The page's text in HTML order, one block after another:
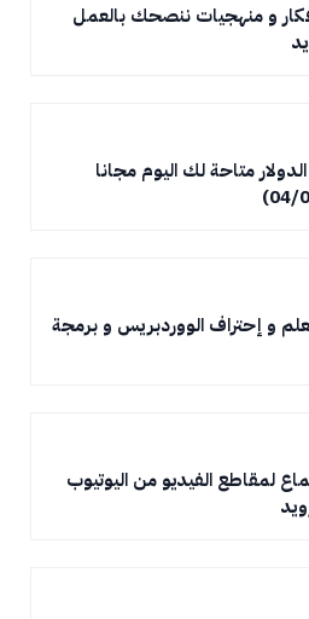
و الطلاب ... 5 أفكار و منهجيات ننصحك بالعمل
متاحة لك اليوم مجانا
مصدر لتعلم و إحتراف الووردبريس و برمجة
لمقاطع الفيديو من اليوتيوب